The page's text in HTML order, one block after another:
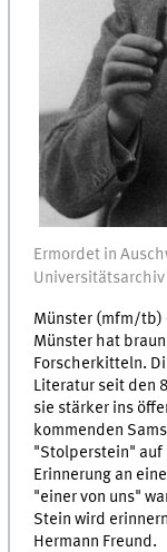
Ermordet in
Münster (mfm/tb)
Münster hat
Forscherkitteln.
Literatur seit den
sie stärker ins
kommenden
"Stolperstein" auf
Erinnerung an
"einer von uns"
Stein wird
Hermann Freund.